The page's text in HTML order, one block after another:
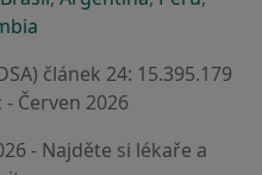
článek 24: 15.395.179
Červen 2026
- Najděte si lékaře a